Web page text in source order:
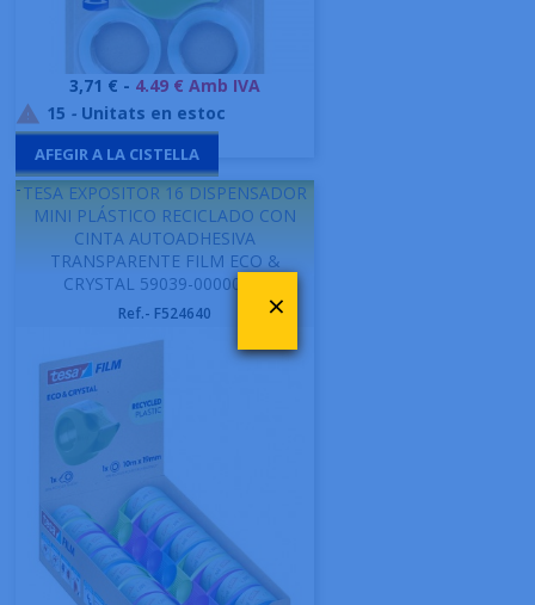
Preu
3,71 € - 4.49 € Amb IVA
 15 - Unitats en estoc
AFEGIR A LA CISTELLA
-TESA EXPOSITOR 16 DISPENSADOR
MINI PLÁSTICO RECICLADO CON
CINTA AUTOADHESIVA
TRANSPARENTE FILM ECO &
CRYSTAL 59039-00000-00
Ref.- F524640 ×